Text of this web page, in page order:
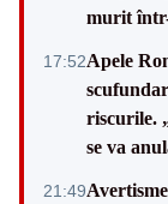
murit
17:52Apele
riscurile.
se va
21:49